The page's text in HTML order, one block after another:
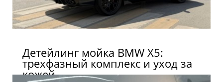
Детейлинг мойка BMW X5:
трехфазный комплекс и уход за
кожей.